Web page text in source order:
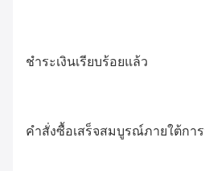
ชำระเงินเรียบร้อยแล้ว
คำสั่งซื้อเสร็จสมบูรณ์ภายใต้การ